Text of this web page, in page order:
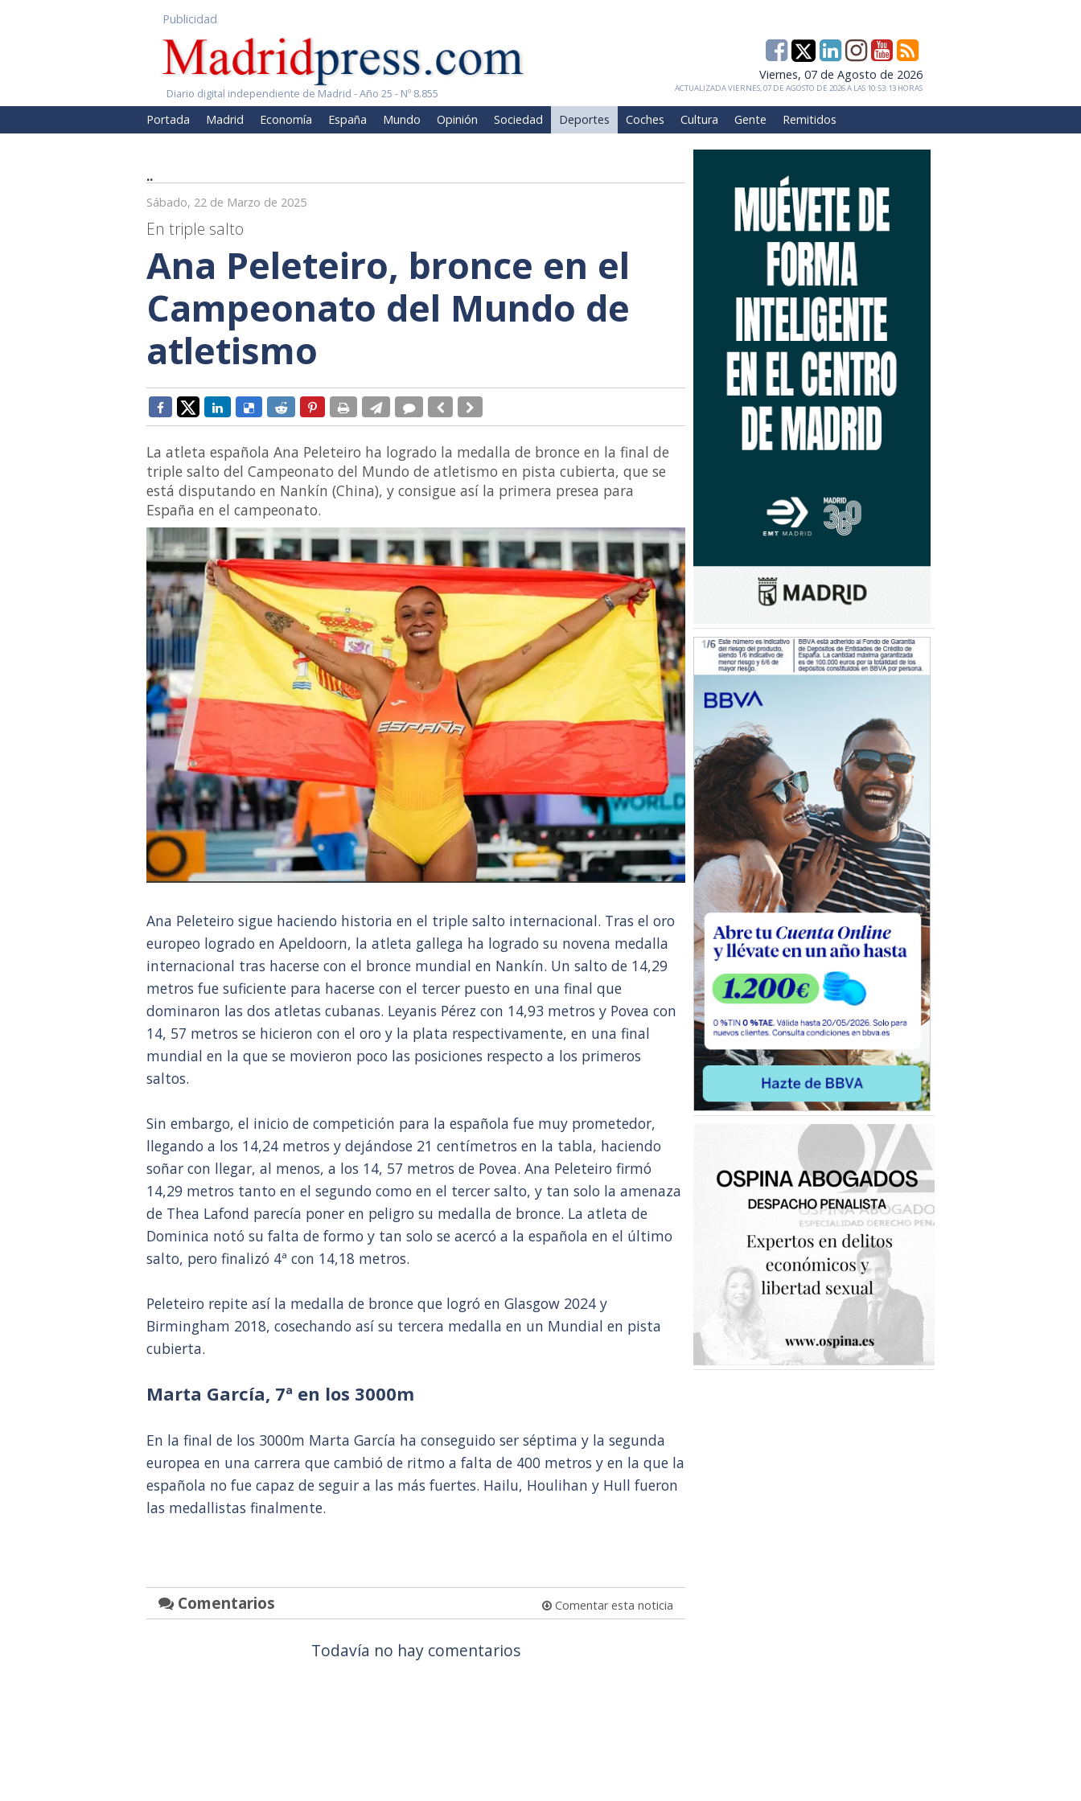
Publicidad
Diario digital independiente de Madrid - Año 25 - Nº 8.855
Viernes, 07 de Agosto de 2026
ACTUALIZADA VIERNES, 07 DE AGOSTO DE 2026 A LAS 10:53:13 HORAS
Portada Madrid Economía España Mundo Opinión Sociedad Deportes Coches Cultura Gente Remitidos
..
Sábado, 22 de Marzo de 2025
En triple salto
Ana Peleteiro, bronce en el
Campeonato del Mundo de
atletismo
La atleta española Ana Peleteiro ha logrado la medalla de bronce en la final de
triple salto del Campeonato del Mundo de atletismo en pista cubierta, que se
está disputando en Nankín (China), y consigue así la primera presea para
España en el campeonato.
Ana Peleteiro sigue haciendo historia en el triple salto internacional. Tras el oro
europeo logrado en Apeldoorn, la atleta gallega ha logrado su novena medalla
internacional tras hacerse con el bronce mundial en Nankín. Un salto de 14,29
metros fue suficiente para hacerse con el tercer puesto en una final que
dominaron las dos atletas cubanas. Leyanis Pérez con 14,93 metros y Povea con
14, 57 metros se hicieron con el oro y la plata respectivamente, en una final
mundial en la que se movieron poco las posiciones respecto a los primeros
saltos.
Sin embargo, el inicio de competición para la española fue muy prometedor,
llegando a los 14,24 metros y dejándose 21 centímetros en la tabla, haciendo
soñar con llegar, al menos, a los 14, 57 metros de Povea. Ana Peleteiro firmó
14,29 metros tanto en el segundo como en el tercer salto, y tan solo la amenaza
de Thea Lafond parecía poner en peligro su medalla de bronce. La atleta de
Dominica notó su falta de formo y tan solo se acercó a la española en el último
salto, pero finalizó 4ª con 14,18 metros.
Peleteiro repite así la medalla de bronce que logró en Glasgow 2024 y
Birmingham 2018, cosechando así su tercera medalla en un Mundial en pista
cubierta.
Marta García, 7ª en los 3000m
En la final de los 3000m Marta García ha conseguido ser séptima y la segunda
europea en una carrera que cambió de ritmo a falta de 400 metros y en la que la
española no fue capaz de seguir a las más fuertes. Hailu, Houlihan y Hull fueron
las medallistas finalmente.
Comentarios Comentar esta noticia
Todavía no hay comentarios